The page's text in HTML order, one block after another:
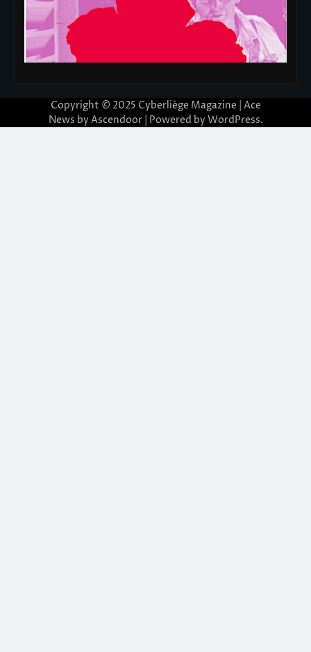
Copyright © 2025 Cyberliège Magazine | Ace
News by Ascendoor| Powered by WordPress.